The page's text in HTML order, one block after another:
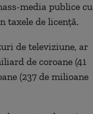
media publice cu
taxele de licență.
de televiziune, ar
de coroane (41
(237 de milioane